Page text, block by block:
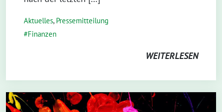
Aktuelles, Pressemitteilung
Finanzen
WEITERLESEN